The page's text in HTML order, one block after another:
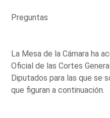
Preguntas
La Mesa de la Cámara ha
Oficial de las Cortes
Diputados para las que se
que figuran a continuación.